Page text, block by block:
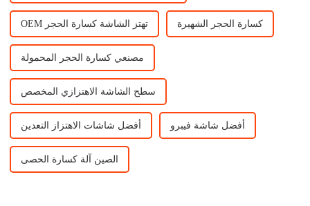
OEM تهتز الشاشة كسارة الحجر كسارة الحجر الشهيرة
مصنعي كسارة الحجر المحمولة
سطح الشاشة الاهتزازي المخصص
أفضل شاشات الاهتزاز التعدين أفضل شاشة فيبرو
الصين آلة كسارة الحصى